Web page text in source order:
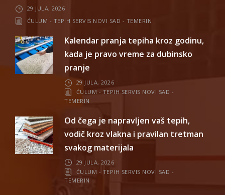
29 JULA, 2026
ĆULUM - TEPIH SERVIS NOVI SAD - TEMERIN
Kalendar pranja tepiha kroz godinu,
kada je pravo vreme za dubinsko
pranje
29 JULA, 2026
ĆULUM - TEPIH SERVIS NOVI SAD -
TEMERIN
Od čega je napravljen vaš tepih,
vodič kroz vlakna i pravilan tretman
svakog materijala
29 JULA, 2026
ĆULUM - TEPIH SERVIS NOVI SAD -
TEMERIN